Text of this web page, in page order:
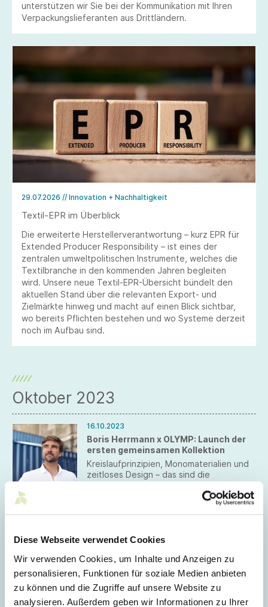
Diese Webseite verwendet Cookies
Wir verwenden Cookies, um Inhalte und Anzeigen zu
personalisieren, Funktionen für soziale Medien anbieten
zu können und die Zugriffe auf unsere Website zu
analysieren. Außerdem geben wir Informationen zu Ihrer
unterstützen wir Sie bei der Kommunikation mit Ihren
Verpackungslieferanten aus Drittländern.
29.07.2026 // Innovation + Nachhaltigkeit
Textil-EPR im Überblick
Die erweiterte Herstellerverantwortung – kurz EPR für
Extended Producer Responsibility – ist eines der
zentralen umweltpolitischen Instrumente, welches die
Textilbranche in den kommenden Jahren begleiten
wird. Unsere neue Textil-EPR-Übersicht bündelt den
aktuellen Stand über die relevanten Export- und
Zielmärkte hinweg und macht auf einen Blick sichtbar,
wo bereits Pflichten bestehen und wo Systeme derzeit
noch im Aufbau sind.
Oktober 2023
16.10.2023
Boris Herrmann x OLYMP: Launch der
ersten gemeinsamen Kollektion
Kreislaufprinzipien, Monomaterialien und
zeitloses Design – das sind die
gemeinsamen Kollektion von Boris
Herrmann und OLYMP. Damit setzen der
deutsche Profisegler und das
gemeinsames Engagement in Sachen
vielfältiges Bekleidungsangebot.
Sportmarketing und Freizeit
das Ludwigsburger Stoffdruck- und
Teppichdruckunternehmen PhotoFabrics
herangetragen, auch größere Event-
Flächen outdoor – also im Freien –
individuell mit Sponsorennamen,
12.10.2023